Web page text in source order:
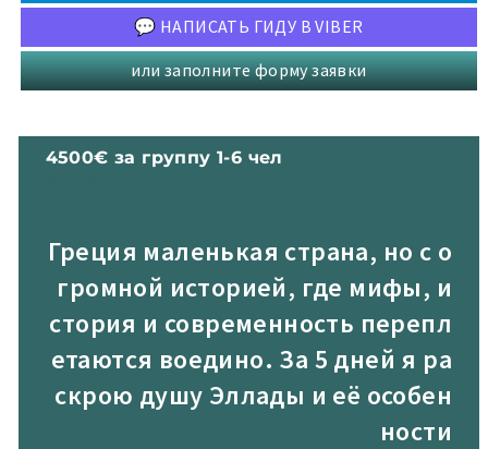
💬 НАПИСАТЬ ГИДУ В VIBER
или заполните форму заявки
4500€ за группу 1-6 чел
Греция маленькая страна, но с о
громной историей, где мифы, и
стория и современность перепл
етаются воедино. За 5 дней я ра
скрою душу Эллады и её особен
ности